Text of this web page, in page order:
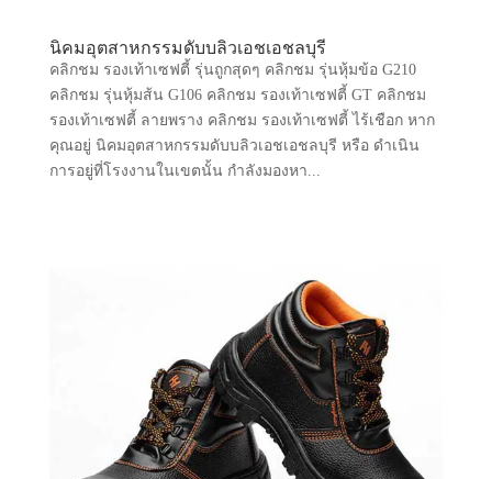
นิคมอุตสาหกรรมดับบลิวเอชเอชลบุรี
คลิกชม รองเท้าเซฟตี้ รุ่นถูกสุดๆ คลิกชม รุ่นหุ้มข้อ G210
คลิกชม รุ่นหุ้มส้น G106 คลิกชม รองเท้าเซฟตี้ GT คลิกชม
รองเท้าเซฟตี้ ลายพราง คลิกชม รองเท้าเซฟตี้ ไร้เชือก หาก
คุณอยู่ นิคมอุตสาหกรรมดับบลิวเอชเอชลบุรี หรือ ดำเนิน
การอยู่ที่โรงงานในเขตนั้น กำลังมองหา...